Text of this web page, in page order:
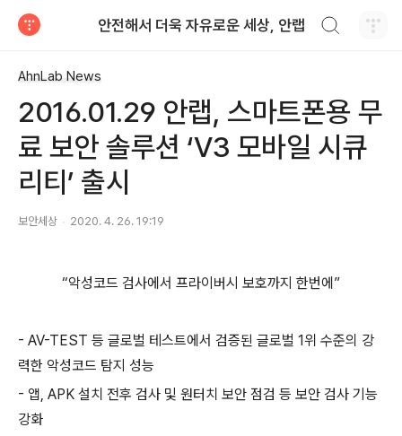
안전해서 더욱 자유로운 세상, 안랩
AhnLab News
2016.01.29 안랩, 스마트폰용 무
료 보안 솔루션 ‘V3 모바일 시큐
리티’ 출시
보안세상 2020. 4. 26. 19:19
“악성코드 검사에서 프라이버시 보호까지 한번에”
- AV-TEST 등 글로벌 테스트에서 검증된 글로벌 1위 수준의 강
력한 악성코드 탐지 성능
- 앱, APK 설치 전후 검사 및 원터치 보안 점검 등 보안 검사 기능
강화